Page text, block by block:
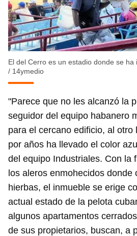
El del Cerro es un estadio donde se ha
/ 14ymedio
"Parece que no les alcanzó la
seguidor del equipo habanero
para el cercano edificio, al otro
por años ha llevado el color
del equipo Industriales. Con la
los aleros enmohecidos donde
hierbas, el inmueble se erige
actual estado de la pelota
algunos apartamentos
de sus propietarios, buscan, a